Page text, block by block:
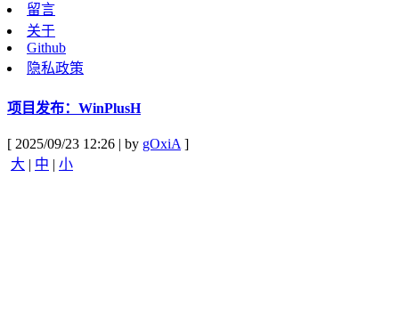
留言
关于
Github
隐私政策
项目发布：WinPlusH
[ 2025/09/23 12:26 | by gOxiA]
大 | 中 | 小